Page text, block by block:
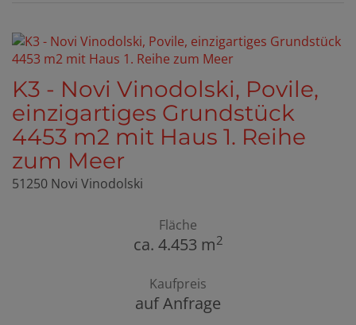
K3 - Novi Vinodolski, Povile,
einzigartiges Grundstück
4453 m2 mit Haus 1. Reihe
zum Meer
51250 Novi Vinodolski
Fläche
ca. 4.453 m2
Kaufpreis
auf Anfrage